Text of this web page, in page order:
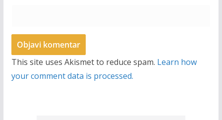
This site uses Akismet to reduce spam. Learn how
your comment data is processed.